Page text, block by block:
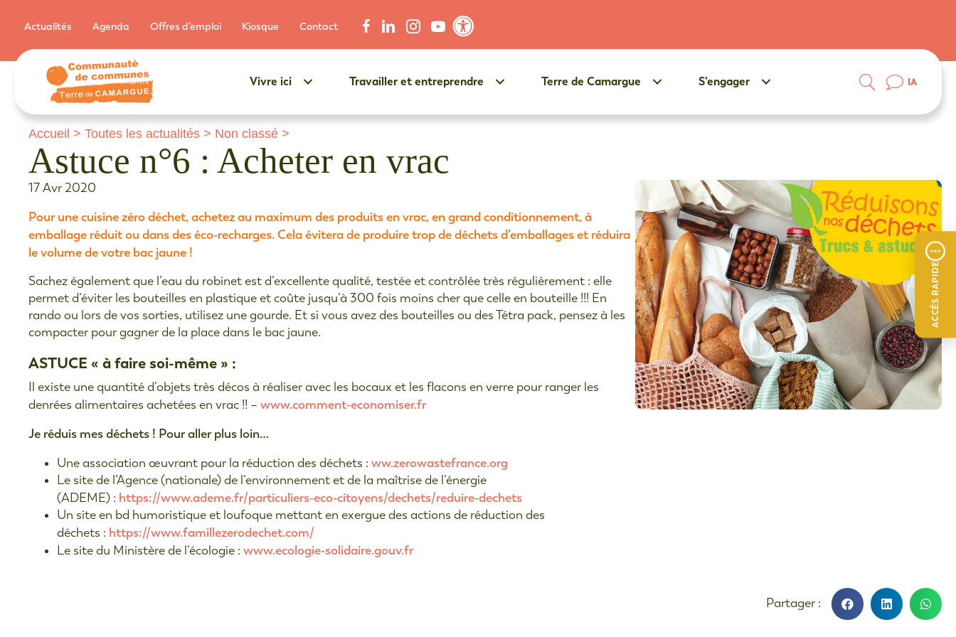
ACCÈS RAPIDE
Actualités Agenda Offres d’emploi Kiosque Contact
Vivre ici Travailler et entreprendre Terre de Camargue S’engager IA
Accueil > Toutes les actualités > Non classé >
Astuce n°6 : Acheter en vrac
17 Avr 2020
Pour une cuisine zéro déchet, achetez au maximum des produits en vrac, en grand conditionnement, à
emballage réduit ou dans des éco-recharges. Cela évitera de produire trop de déchets d’emballages et réduira
le volume de votre bac jaune !
Sachez également que l’eau du robinet est d’excellente qualité, testée et contrôlée très régulièrement : elle
permet d’éviter les bouteilles en plastique et coûte jusqu’à 300 fois moins cher que celle en bouteille !!! En
rando ou lors de vos sorties, utilisez une gourde. Et si vous avez des bouteilles ou des Tétra pack, pensez à les
compacter pour gagner de la place dans le bac jaune.
ASTUCE « à faire soi-même » :
Il existe une quantité d’objets très décos à réaliser avec les bocaux et les flacons en verre pour ranger les
denrées alimentaires achetées en vrac !! – www.comment-economiser.fr
Je réduis mes déchets ! Pour aller plus loin…
Une association œuvrant pour la réduction des déchets : ww.zerowastefrance.org
Le site de l’Agence (nationale) de l’environnement et de la maîtrise de l’énergie
(ADEME) : https://www.ademe.fr/particuliers-eco-citoyens/dechets/reduire-dechets
Un site en bd humoristique et loufoque mettant en exergue des actions de réduction des
déchets : https://www.famillezerodechet.com/
Le site du Ministère de l’écologie : www.ecologie-solidaire.gouv.fr